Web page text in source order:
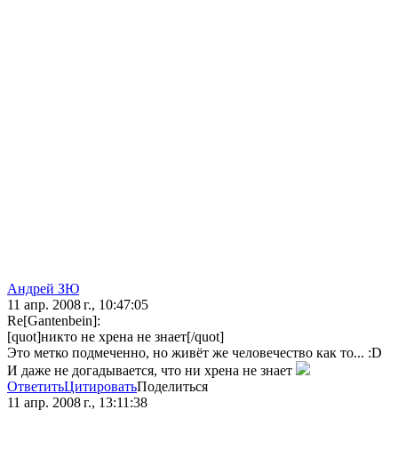
Андрей ЗЮ
11 апр. 2008 г., 10:47:05
Re[Gantenbein]:
[quot]никто не хрена не знает[/quot]
Это метко подмеченно, но живёт же человечество как то... :D
И даже не догадывается, что ни хрена не знает
ОтветитьЦитироватьПоделиться
11 апр. 2008 г., 13:11:38